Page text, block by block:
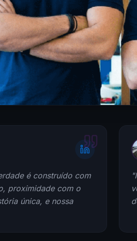
é construído com
proximidade com o
única, e nossa